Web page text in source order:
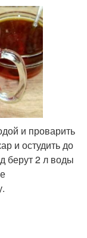
и проварить
и остудить до
берут 2 л воды